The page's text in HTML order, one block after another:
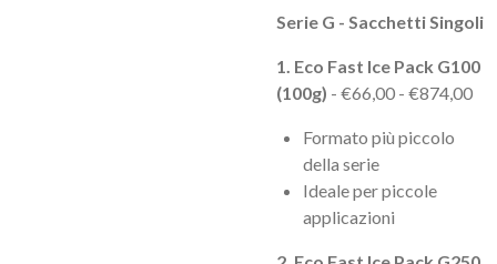
Serie G - Sacchetti Singoli
1. Eco Fast Ice Pack G100
(100g) - €66,00 - €874,00
Formato più piccolo
della serie
Ideale per piccole
applicazioni